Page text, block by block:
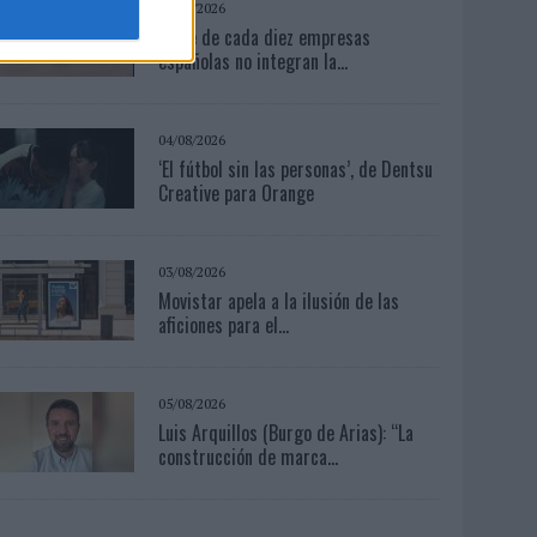
06/08/2026
Siete de cada diez empresas
españolas no integran la...
04/08/2026
‘El fútbol sin las personas’, de Dentsu
Creative para Orange
03/08/2026
Movistar apela a la ilusión de las
aficiones para el...
05/08/2026
Luis Arquillos (Burgo de Arias): “La
construcción de marca...